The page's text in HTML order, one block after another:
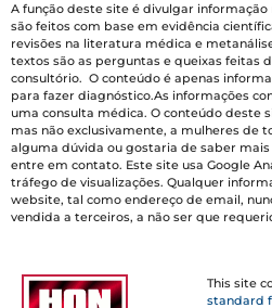
A função deste site é divulgar
são feitos com base em evidência
revisões na literatura médica e
textos são as perguntas e queixas feitas
consultório. O conteúdo é apenas
para fazer diagnóstico.As informações
uma consulta médica. O conteúdo deste
mas não exclusivamente, a mulheres de
alguma dúvida ou gostaria de saber
entre em contato. Este site usa Google
tráfego de visualizações. Qualquer
website, tal como endereço de email,
vendida a terceiros, a não ser que
This site
standard